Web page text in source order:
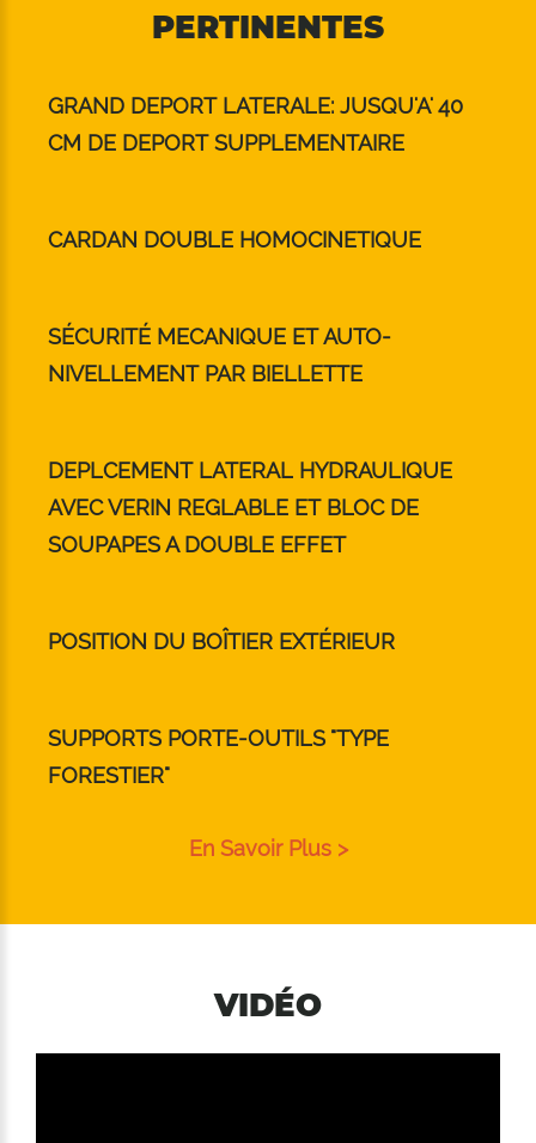
PERTINENTES
GRAND DEPORT LATERALE: JUSQU'A' 40
CM DE DEPORT SUPPLEMENTAIRE
CARDAN DOUBLE HOMOCINETIQUE
SÉCURITÉ MECANIQUE ET AUTO-
NIVELLEMENT PAR BIELLETTE
DEPLCEMENT LATERAL HYDRAULIQUE
AVEC VERIN REGLABLE ET BLOC DE
SOUPAPES A DOUBLE EFFET
POSITION DU BOÎTIER EXTÉRIEUR
SUPPORTS PORTE-OUTILS "TYPE
FORESTIER"
En Savoir Plus >
VIDÉO